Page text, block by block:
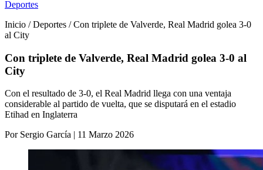
Deportes
Inicio / Deportes / Con triplete de Valverde, Real Madrid golea 3-0
al City
Con triplete de Valverde, Real Madrid golea 3-0 al
City
Con el resultado de 3-0, el Real Madrid llega con una ventaja
considerable al partido de vuelta, que se disputará en el estadio
Etihad en Inglaterra
Por Sergio García | 11 Marzo 2026